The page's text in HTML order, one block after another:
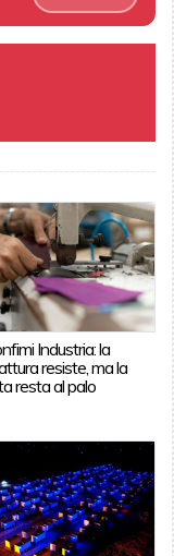
Industria: la
resiste, ma la
resta al palo